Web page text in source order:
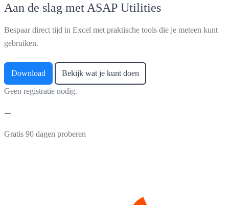
Aan de slag met ASAP Utilities
Bespaar direct tijd in Excel met praktische tools die je meteen kunt
gebruiken.
Download Bekijk wat je kunt doen
Geen registratie nodig.
Gratis 90 dagen proberen